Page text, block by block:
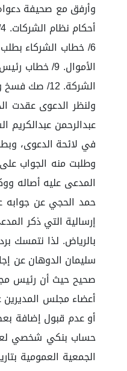
الشركة. 12/ صك فسخ وكالة رئيس المجلس للمدعي بمتابعة مواضيع الشركة. 13/ حكم ديوان المظالم ضد الشركة.
في لائحة الدعوى،
وطلبت منه الجواب
المدعى عليه أصاله
حمد الحجي عن جوابه
سليمان الدوهان عن
صحيح حيث أن رئيس
أعضاء مجلس المديرين
حساب بنكي شخصي لعضو